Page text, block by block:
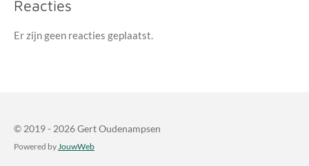
Reacties
Er zijn geen reacties geplaatst.
© 2019 - 2026 Gert Oudenampsen
Powered by JouwWeb